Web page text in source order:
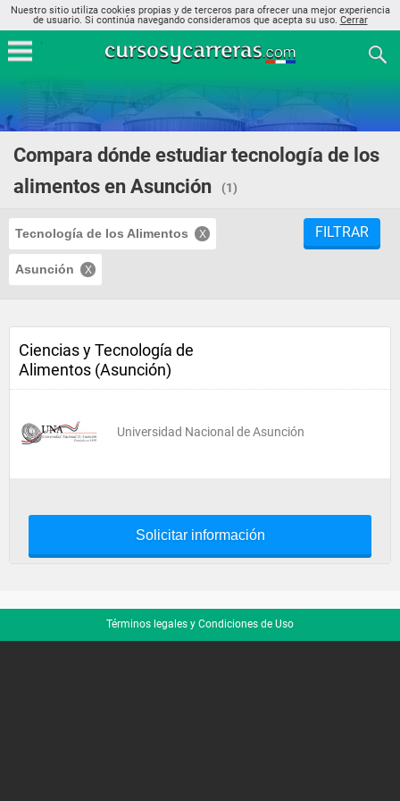
Nuestro sitio utiliza cookies propias y de terceros para ofrecer una mejor experiencia
de usuario. Si continúa navegando consideramos que acepta su uso. Cerrar
Compara dónde estudiar tecnología de los
alimentos en Asunción
(1)
Tecnología de los Alimentos
Asunción
FILTRAR
Ciencias y Tecnología de
Alimentos (Asunción)
Universidad Nacional de Asunción
Solicitar información
Términos legales y Condiciones de Uso